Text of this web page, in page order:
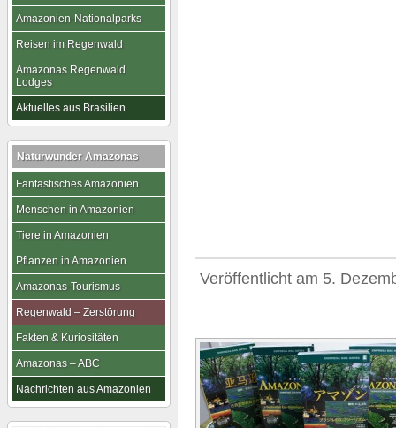
Veröffentlicht am 5.
Amazonien-Nationalparks
Reisen im Regenwald
Amazonas Regenwald
Lodges
Aktuelles aus Brasilien
Naturwunder Amazonas
Fantastisches Amazonien
Menschen in Amazonien
Tiere in Amazonien
Pflanzen in Amazonien
Amazonas-Tourismus
Regenwald – Zerstörung
Fakten & Kuriositäten
Amazonas – ABC
Nachrichten aus Amazonien